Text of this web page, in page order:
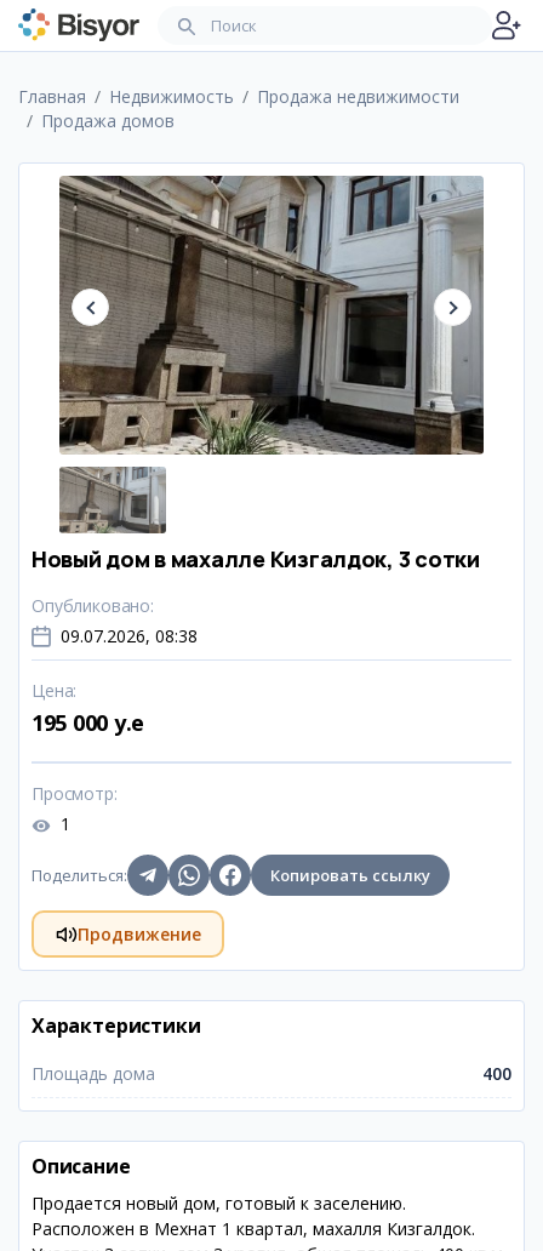
Главная Недвижимость
Продажа недвижимости
Продажа домов
Новый дом в махалле Кизгалдок, 3 сотки
Опубликовано:
09.07.2026, 08:38
Цена:
195 000 y.e
Просмотр:
1
Поделиться: Копировать ссылку
Продвижение
Характеристики
Площадь дома 400
Описание
Продается новый дом, готовый к заселению.
Расположен в Мехнат 1 квартал, махалля Кизгалдок.